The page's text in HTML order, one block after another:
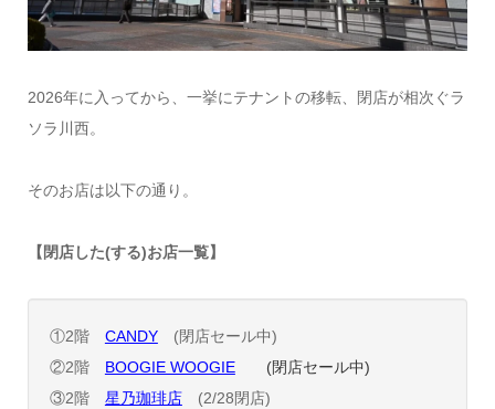
2026年に入ってから、一挙にテナントの移転、閉店が相次ぐラ
ソラ川西。
そのお店は以下の通り。
【閉店した(する)お店一覧】
①2階 CANDY(閉店セール中)
②2階 BOOGIE WOOGIE(閉店セール中)
③2階 星乃珈琲店(2/28閉店)